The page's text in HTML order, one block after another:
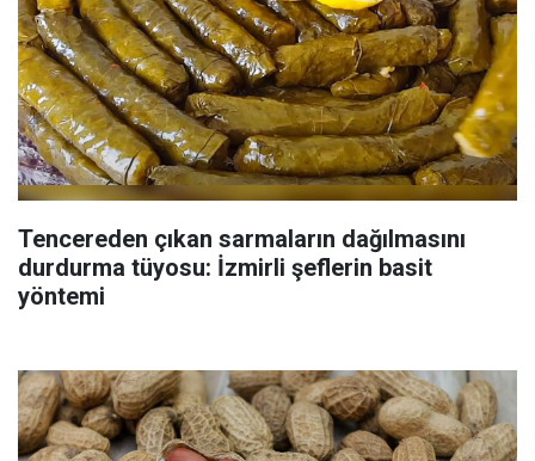
Tencereden çıkan sarmaların dağılmasını
durdurma tüyosu: İzmirli şeflerin basit
yöntemi